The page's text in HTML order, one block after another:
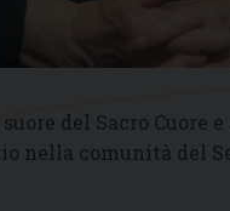
del Sacro Cuore
nella comunità del